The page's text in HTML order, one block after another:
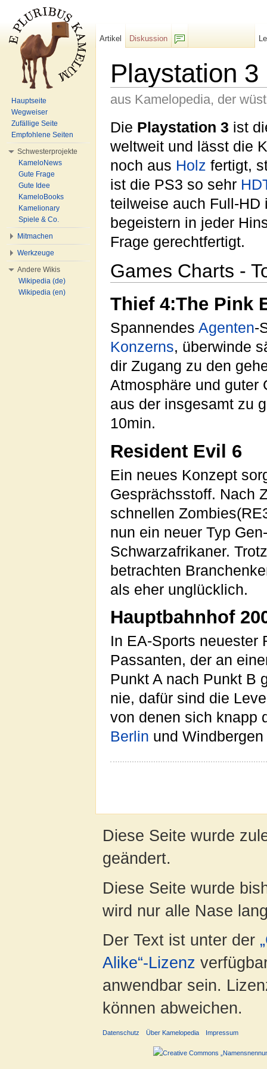
Playstation 3
aus Kamelopedia, der
Die Playstation 3 ist
weltweit und lässt die
noch aus Holz fertigt,
ist die PS3 so sehr
teilweise auch Full-
begeistern in jeder
Frage gerechtfertigt.
Games Charts -
Thief 4:The Pink
Spannendes Agenten-
Konzerns, überwinde
dir Zugang zu den
Atmosphäre und guter
aus der insgesamt zu
10min.
Resident Evil 6
Ein neues Konzept
Gesprächsstoff. Nach
schnellen
nun ein neuer Typ Gen-
Schwarzafrikaner.
betrachten
als eher unglücklich.
Hauptbahnhof
In EA-Sports neuester
Passanten, der an
Punkt A nach Punkt B
nie, dafür sind die
von denen sich knapp
Berlin und
Artikel
Diskussion
Hauptseite
Wegweiser
Zufällige Seite
Empfohlene Seiten
Schwesterprojekte
KameloNews
Gute Frage
Gute Idee
KameloBooks
Kamelionary
Spiele & Co.
Mitmachen
Werkzeuge
Andere Wikis
Wikipedia (de)
Wikipedia (en)
Diese Seite wurde
geändert.
Diese Seite wurde
wird nur alle Nase
Der Text ist unter der
Alike“-Lizenz
anwendbar sein.
können abweichen.
Datenschutz Über Kamelopedia Impressum